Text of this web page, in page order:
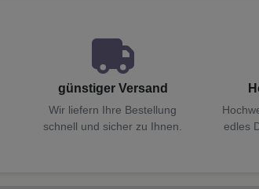
günstiger Versand
Wir liefern Ihre Bestellung
schnell und sicher zu Ihnen.
edles